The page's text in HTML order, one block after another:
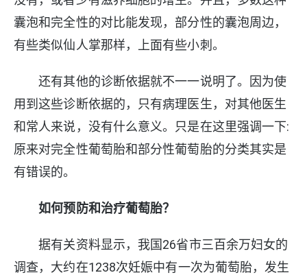
囊泡和完全性的对比能发现，部分性的囊泡周边，
有些类似仙人掌那样，上面有些小刺。
还有其他的诊断依据就不一一说明了。因为使
用到这些诊断依据的，只有病理医生，对其他医生
和常人来说，没有什么意义。只是在这里强调一下:
原来对完全性葡萄胎和部分性葡萄胎的分类其实是
有错误的。
如何预防和治疗葡萄胎？
据有关资料显示，我国26省市三百余万妇女的
调查，大约在1238次妊娠中有一次为葡萄胎，发生